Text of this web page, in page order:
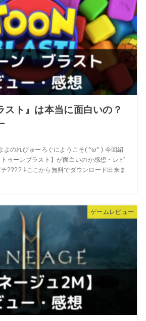
スト』は本当に面白いの？
よのれびゅーろぐにようこそ( ^ω^ ) 今回紹
ゥーンブラスト】が面白いのか感想・レビ
???? ⇩ここから無料でダウンロード出来ま
ゲームレビュー